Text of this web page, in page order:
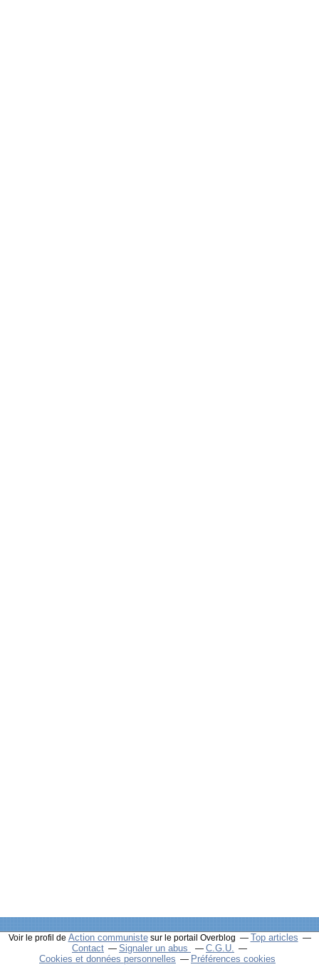
Voir le profil de Action communistesur le portail Overblog
Top articles
Contact
Signaler un abus
C.G.U.
Cookies et données personnelles
Préférences cookies